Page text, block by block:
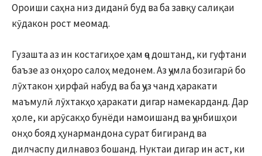
Ороиши саҳна низ диданӣ буд ва ба завқу салиқаи
кӯдакон рост меомад.
Гузашта аз ин костагиҳое ҳам ҷо доштанд, ки гуфтани
баъзе аз онҳоро салоҳ медонем. Аз ҷумла бозигарӣ бо
лӯхтакон ҳирфаӣ набуд ва ба ҷуз чанд ҳаракати
маъмулӣ лӯхтакҳо ҳаракати дигар намекарданд. Дар
ҳоле, ки арӯсакҳо бунёди намоишанд ва ҷунбишҳои
онҳо бояд ҳунармандона сурат бигиранд ва
дилчаспу дилнавоз бошанд. Нуктаи дигар ин аст, ки